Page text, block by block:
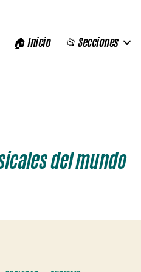
🏠 Inicio 📂 Secciones
del mundo